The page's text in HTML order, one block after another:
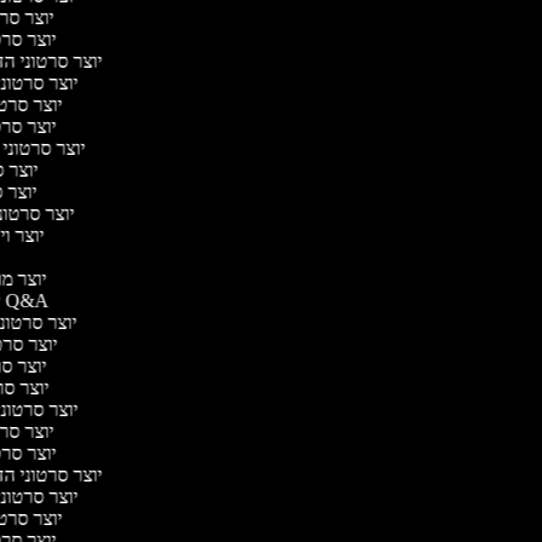
יוצר
יוצר
יוצר סרטוני
יוצר
יוצר
יוצר
יוצר
יוצר
יוצר
יוצר
יוצר
יוצר
יוצר סרטוני Q&A
יוצר
יוצר
יוצר
יוצר
יוצר
יוצר
יוצר
יוצר סרטוני
יוצר
יוצר